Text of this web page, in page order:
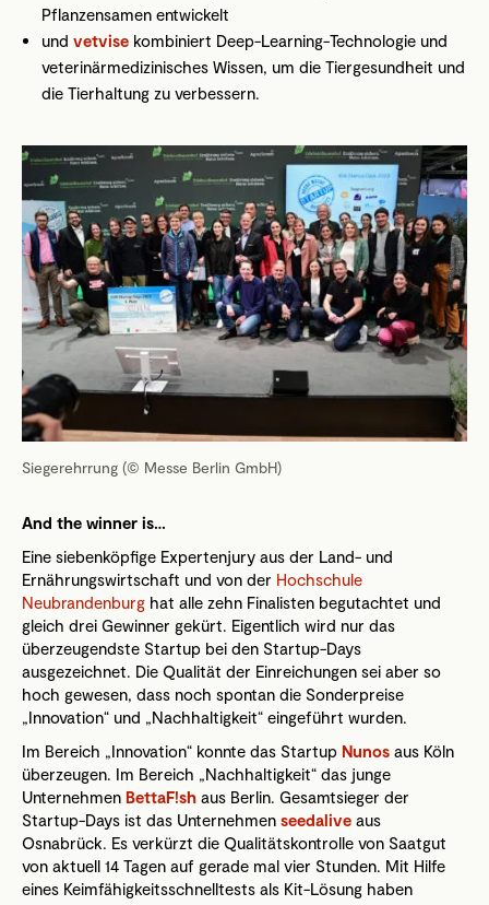
Pflanzensamen entwickelt
und vetvise kombiniert Deep-Learning-Technologie und
veterinärmedizinisches Wissen, um die Tiergesundheit und
die Tierhaltung zu verbessern.
Siegerehrrung (© Messe Berlin GmbH)
And the winner is…
Eine siebenköpfige Expertenjury aus der Land- und
Ernährungswirtschaft und von der Hochschule
Neubrandenburg hat alle zehn Finalisten begutachtet und
gleich drei Gewinner gekürt. Eigentlich wird nur das
überzeugendste Startup bei den Startup-Days
ausgezeichnet. Die Qualität der Einreichungen sei aber so
hoch gewesen, dass noch spontan die Sonderpreise
„Innovation“ und „Nachhaltigkeit“ eingeführt wurden.
Im Bereich „Innovation“ konnte das Startup Nunos aus Köln
überzeugen. Im Bereich „Nachhaltigkeit“ das junge
Unternehmen BettaF!sh aus Berlin. Gesamtsieger der
Startup-Days ist das Unternehmen seedalive aus
Osnabrück. Es verkürzt die Qualitätskontrolle von Saatgut
von aktuell 14 Tagen auf gerade mal vier Stunden. Mit Hilfe
eines Keimfähigkeitsschnelltests als Kit-Lösung haben